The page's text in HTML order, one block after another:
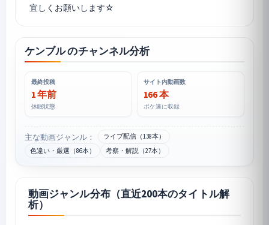
宜しくお願いします☆
ケンブル のチャンネル分析
最終投稿
1 年前
休眠状態
サイト内動画数
166 本
ポケ速に収録
主な動画ジャンル：
ライブ配信（138本）
色違い・厳選（86本）
考察・解説（27本）
動画ジャンル分布（直近200本のタイトル解
析）